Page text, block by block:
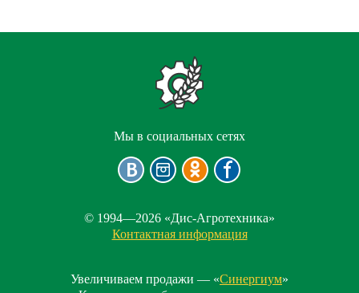
Мы в социальных сетях
© 1994—2026 «Дис-Агротехника»
Контактная информация
Увеличиваем продажи — «Синергиум»